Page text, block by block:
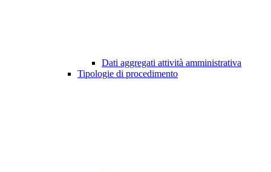
Dati aggregati attività amministrativa
Tipologie di procedimento